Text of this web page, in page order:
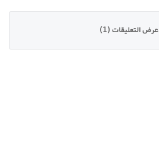
عرض التعليقات (1)